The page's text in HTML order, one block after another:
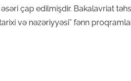
çap edilmişdir. Bakalavriat
və nəzəriyyəsi” fənn